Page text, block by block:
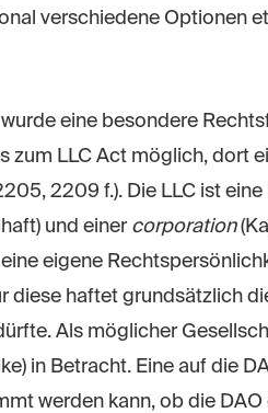
verschiedene Optionen
eine besondere
zum LLC Act möglich, dort
2209 f.). Die LLC ist
und einer corporation
eigene
diese haftet grundsätzlich
Als möglicher
in Betracht. Eine auf die
werden kann, ob die